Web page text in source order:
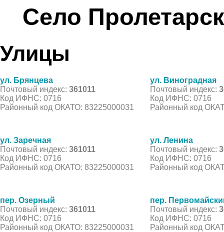
Село
Улицы
ул. Брянцева
Почтовый индекс: 361011
Код ИФНС: 0716
Районный код ОКАТО: 83225000031
ул. Виноградная
Почтовый индекс:
Код ИФНС: 0716
Районный код
ул. Заречная
Почтовый индекс: 361011
Код ИФНС: 0716
Районный код ОКАТО: 83225000031
ул. Ленина
Почтовый индекс:
Код ИФНС: 0716
Районный код
пер. Озерный
Почтовый индекс: 361011
Код ИФНС: 0716
Районный код ОКАТО: 83225000031
пер.
Почтовый индекс:
Код ИФНС: 0716
Районный код